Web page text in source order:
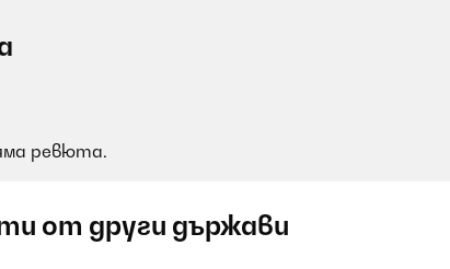
ревюта.
от други държави